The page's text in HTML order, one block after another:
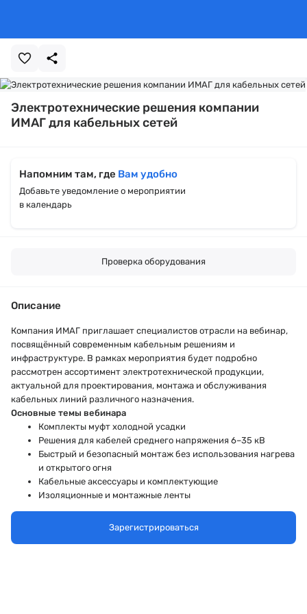
Электротехнические решения компании
ИМАГ для кабельных сетей
Напомним там, где Вам удобно
Добавьте уведомление о мероприятии
в календарь
Проверка оборудования
Описание
Компания ИМАГ приглашает специалистов отрасли на вебинар,
посвящённый современным кабельным решениям и
инфраструктуре. В рамках мероприятия будет подробно
рассмотрен ассортимент электротехнической продукции,
актуальной для проектирования, монтажа и обслуживания
кабельных линий различного назначения.
Основные темы вебинара
Комплекты муфт холодной усадки
Решения для кабелей среднего напряжения 6–35 кВ
Быстрый и безопасный монтаж без использования нагрева
и открытого огня
Кабельные аксессуары и комплектующие
Изоляционные и монтажные ленты
Преимущества продуктов ИМАГ
Сертификация по российским стандартам
Применение современных технологий, обеспечивающих
Зарегистрироваться